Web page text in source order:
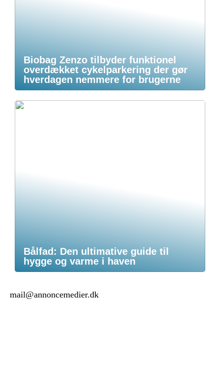
Biobag Zenzo tilbyder funktionel
overdækket cykelparkering der gør
hverdagen nemmere for brugerne
Bålfad: Den ultimative guide til
hygge og varme i haven
mail@annoncemedier.dk